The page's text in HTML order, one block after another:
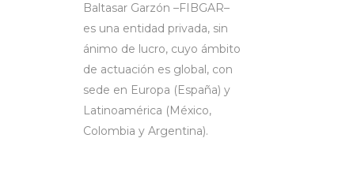
Baltasar Garzón –FIBGAR–
es una entidad privada, sin
ánimo de lucro, cuyo ámbito
de actuación es global, con
sede en Europa (España) y
Latinoamérica (México,
Colombia y Argentina).